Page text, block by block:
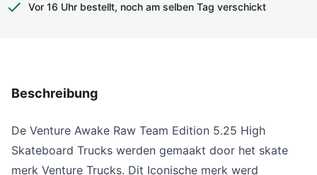
Vor 16 Uhr bestellt, noch am selben Tag verschickt
Beschreibung
De Venture Awake Raw Team Edition 5.25 High
Skateboard Trucks werden gemaakt door het skate
merk Venture Trucks. Dit Iconische merk werd